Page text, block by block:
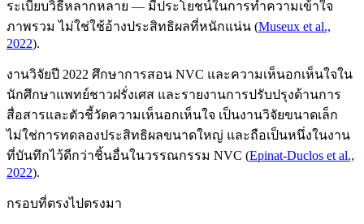
ระเบียบวิธีหลากหลาย — มีประโยชน์ในการทำความเข้าใจ
ภาพรวม ไม่ใช่ใช้อ้างประสิทธิผลที่หนักแน่น (Museux et al.,
2022).
งานวิจัยปี 2022 ศึกษาการสอน NVC และความเห็นอกเห็นใจใน
นักศึกษาแพทย์ชาวฝรั่งเศส และรายงานการปรับปรุงด้านการ
สื่อสารและตัวชี้วัดความเห็นอกเห็นใจ เป็นงานวิจัยขนาดเล็ก
ไม่ใช่การทดลองประสิทธิผลขนาดใหญ่ และถือเป็นหนึ่งในงาน
ที่บันทึกไว้ดีกว่าชิ้นอื่นในวรรณกรรม NVC (Epinat-Duclos et al.,
2022).
กรอบที่ตรงไปตรงมา